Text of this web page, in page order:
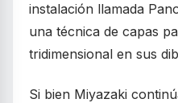
instalación llamada
una técnica de capas
tridimensional en sus
Si bien Miyazaki